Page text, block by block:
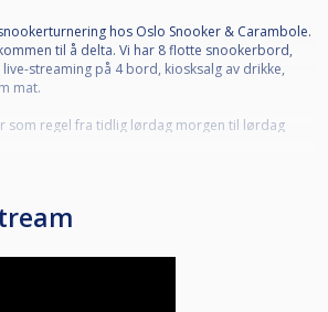
hos Oslo Snooker & Carambole.
til å delta. Vi har 8 flotte snookerbord,
streaming på 4 bord, kiosksalg av drikke,
mat.
som regel fra tidlig lørdag morgen til lørdag
stor deltakelse (fler enn 16) kan det bli aktuelt
starter opp med de første kampene 09:00
16:00 og i helgene kan man parkere gratis på
klubben fire egne plasser bak